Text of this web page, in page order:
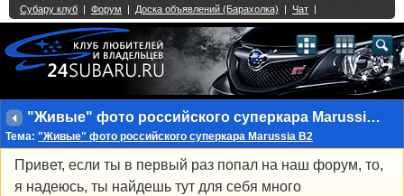
"Живые" фото российского суперкара Marussia B2
Тема: "Живые" фото российского суперкара Marussia B2
Привет, если ты в первый раз попал на наш форум, то,
я надеюсь, ты найдешь тут для себя много
Single Sign On provided byvBSSO
2 3 4 5 6 7 8 9 10 11 12 13 14 15 16 17 18 21 22 23 24 25 26
27 28 29 30 31 32 33 34 35 36 37 38 39 40 41 42 43